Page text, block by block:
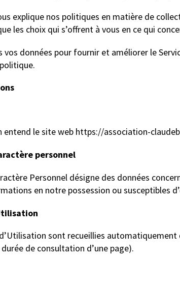
explique nos politiques en matière de
les choix qui s’offrent à vous en ce qui
vos données pour fournir et améliorer le
entend le site web https://association-
personnel
Personnel désigne des données
en notre possession ou susceptibles
sont recueillies
de consultation d’une page).